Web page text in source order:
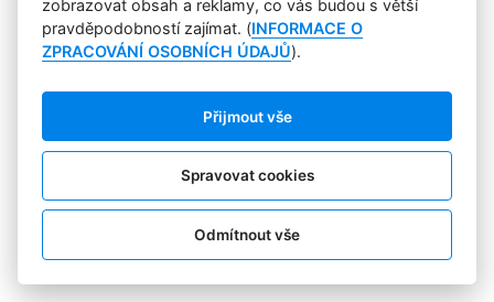
PR AGENTURA
COOKIES
zobrazovat obsah a reklamy, co vás budou s větší
pravděpodobností zajímat. (INFORMACE O
ZPRACOVÁNÍ OSOBNÍCH ÚDAJŮ).
Přijmout vše
Spravovat cookies
Odmítnout vše